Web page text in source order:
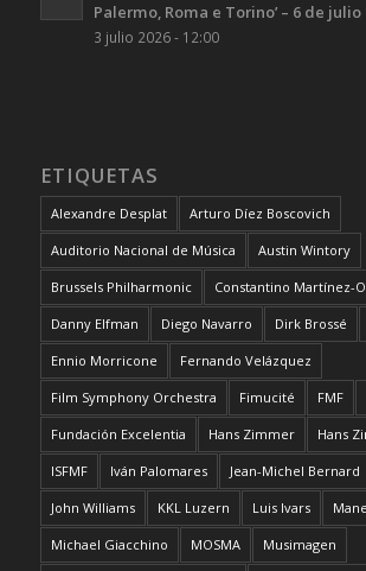
Palermo, Roma e Torino’ – 6 de julio
3 julio 2026 - 12:00
ETIQUETAS
Alexandre Desplat Arturo Díez Boscovich
Auditorio Nacional de Música Austin Wintory
Brussels Philharmonic Constantino Martínez-
Danny Elfman Diego Navarro Dirk Brossé
Ennio Morricone Fernando Velázquez
Film Symphony Orchestra Fimucité FMF
Fundación Excelentia Hans Zimmer Hans
ISFMF Iván Palomares Jean-Michel Bernard
John Williams KKL Luzern Luis Ivars
Michael Giacchino MOSMA Musimagen